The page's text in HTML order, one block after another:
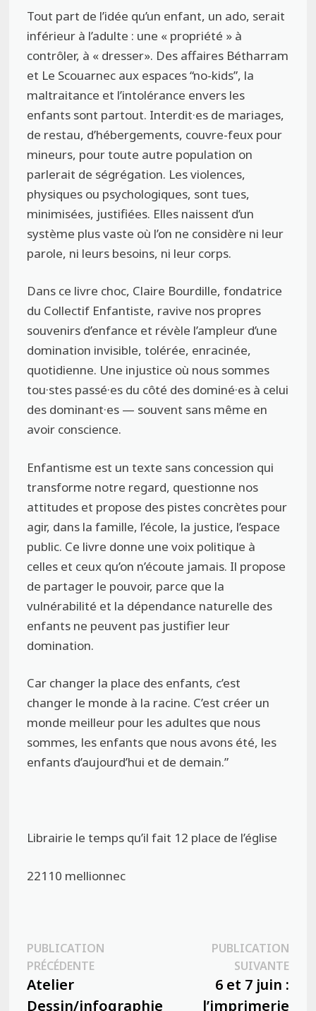
Tout part de l’idée qu’un enfant, un ado, serait
inférieur à l’adulte : une « propriété » à
contrôler, à « dresser». Des affaires Bétharram
et Le Scouarnec aux espaces “no-kids”, la
maltraitance et l’intolérance envers les
enfants sont partout. Interdit·es de mariages,
de restau, d’hébergements, couvre-feux pour
mineurs, pour toute autre population on
parlerait de ségrégation. Les violences,
physiques ou psychologiques, sont tues,
minimisées, justifiées. Elles naissent d’un
système plus vaste où l’on ne considère ni leur
parole, ni leurs besoins, ni leur corps.
Dans ce livre choc, Claire Bourdille, fondatrice
du Collectif Enfantiste, ravive nos propres
souvenirs d’enfance et révèle l’ampleur d’une
domination invisible, tolérée, enracinée,
quotidienne. Une injustice où nous sommes
tou·stes passé·es du côté des dominé·es à celui
des dominant·es — souvent sans même en
avoir conscience.
Enfantisme est un texte sans concession qui
transforme notre regard, questionne nos
attitudes et propose des pistes concrètes pour
agir, dans la famille, l’école, la justice, l’espace
public. Ce livre donne une voix politique à
celles et ceux qu’on n’écoute jamais. Il propose
de partager le pouvoir, parce que la
vulnérabilité et la dépendance naturelle des
enfants ne peuvent pas justifier leur
domination.
Car changer la place des enfants, c’est
changer le monde à la racine. C’est créer un
monde meilleur pour les adultes que nous
sommes, les enfants que nous avons été, les
enfants d’aujourd’hui et de demain.”
Librairie le temps qu’il fait 12 place de l’église
22110 mellionnec
Navigation
de
l’article
PUBLICATION
PRÉCÉDENTEPublication
Atelier
Dessin/infographie
PUBLICATION
SUIVANTE
6 et 7 juin :
l’imprimerie